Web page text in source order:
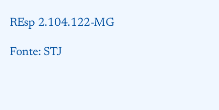
REsp 2.104.122-MG
Fonte: STJ